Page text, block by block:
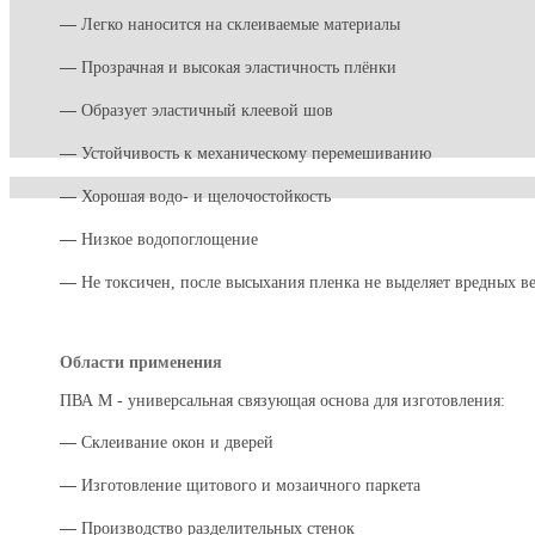
― Легко наносится на склеиваемые материалы
― Прозрачная и высокая эластичность плёнки
― Образует эластичный клеевой шов
― Устойчивость к механическому перемешиванию
―Хорошая водо- и щелочостойкость
― Низкое водопоглощение
― Не токсичен, после высыхания пленка не выделяет вредных
Области применения
ПВА М - универсальная связующая основа для изготовления:
― Склеивание окон и дверей
― Изготовление щитового и мозаичного паркета
― Производство разделительных стенок